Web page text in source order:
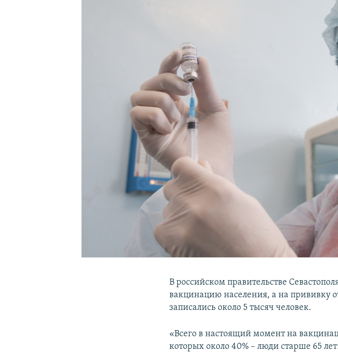
В российском правительстве
вакцинацию населения, а на прививку
записались около 5 тысяч человек.
«Всего в настоящий момент на
которых около 40% – люди старше 65